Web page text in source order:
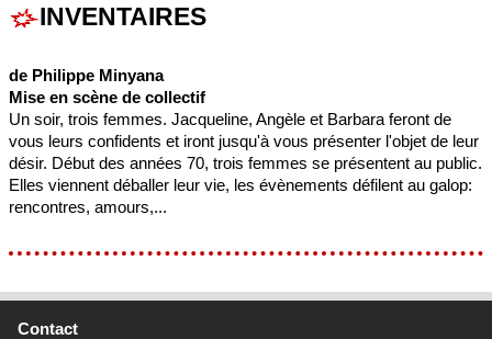
INVENTAIRES
de Philippe Minyana
Mise en scène de collectif
Un soir, trois femmes. Jacqueline, Angèle et Barbara feront de
vous leurs confidents et iront jusqu'à vous présenter l'objet de leur
désir. Début des années 70, trois femmes se présentent au public.
Elles viennent déballer leur vie, les évènements défilent au galop:
rencontres, amours,...
Contact